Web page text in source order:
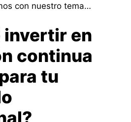
con nuestro tema…
invertir en
continua
tu